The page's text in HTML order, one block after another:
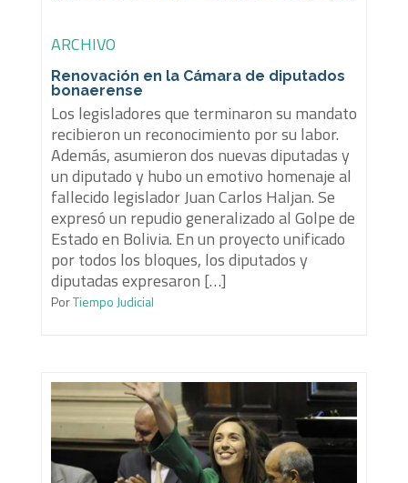
ARCHIVO
Renovación en la Cámara de diputados
bonaerense
Los legisladores que terminaron su mandato
recibieron un reconocimiento por su labor.
Además, asumieron dos nuevas diputadas y
un diputado y hubo un emotivo homenaje al
fallecido legislador Juan Carlos Haljan. Se
expresó un repudio generalizado al Golpe de
Estado en Bolivia. En un proyecto unificado
por todos los bloques, los diputados y
diputadas expresaron […]
PorTiempo Judicial